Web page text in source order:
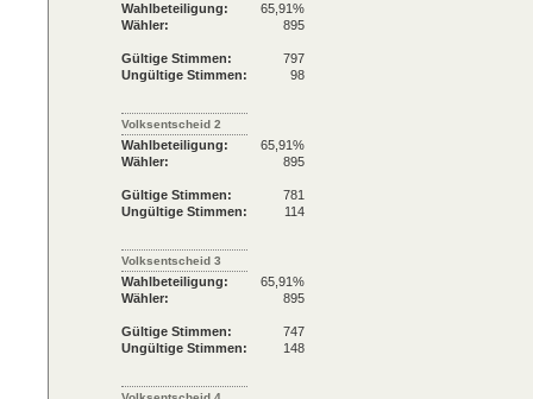
Wahlbeteiligung:
65,91%
Wähler:
895
Gültige Stimmen:
797
Ungültige Stimmen:
98
Volksentscheid 2
Wahlbeteiligung:
65,91%
Wähler:
895
Gültige Stimmen:
781
Ungültige Stimmen:
114
Volksentscheid 3
Wahlbeteiligung:
65,91%
Wähler:
895
Gültige Stimmen:
747
Ungültige Stimmen:
148